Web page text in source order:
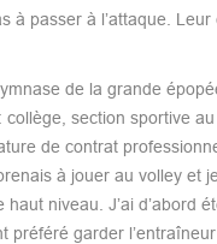
à passer à l’attaque.
de la grande
section sportive
de contrat
à jouer au volley et
niveau. J’ai d’abord
garder